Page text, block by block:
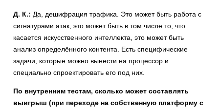
Д. К.: Да, дешифрация трафика. Это может быть работа с
сигнатурами атак, это может быть в том числе то, что
касается искусственного интеллекта, это может быть
анализ определённого контента. Есть специфические
задачи, которые можно вынести на процессор и
специально спроектировать его под них.
По внутренним тестам, сколько может составлять
выигрыш (при переходе на собственную платформу с